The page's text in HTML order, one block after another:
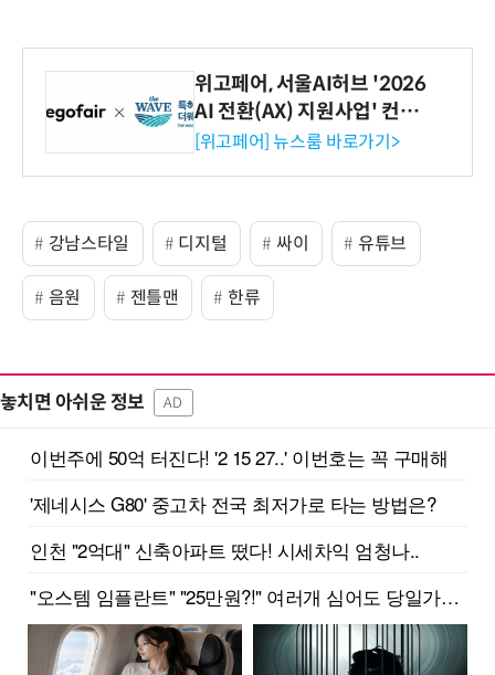
위고페어, 서울AI허브 '2026
AI 전환(AX) 지원사업' 컨소
시엄 선정
[위고페어] 뉴스룸 바로가기>
강남스타일 디지털 싸이 유튜브
음원 젠틀맨 한류
놓치면 아쉬운 정보 AD